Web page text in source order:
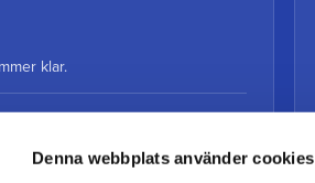
Denna webbplats använder cookies
klar.